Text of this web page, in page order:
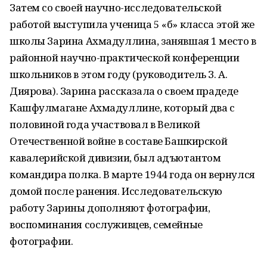
Затем со своей научно-исследовательской
работой выступила ученица 5 «б» класса этой же
школы Зарина Ахмадуллина, занявшая 1 место в
районной научно-практической конференции
школьников в этом году (руководитель З. А.
Диярова). Зарина рассказала о своем прадеде
Кашфулмагане Ахмадуллине, который два с
половиной года участвовал в Великой
Отечественной войне в составе Башкирской
кавалерийской дивизии, был адъютантом
командира полка. В марте 1944 года он вернулся
домой после ранения. Исследовательскую
работу Зарины дополняют фотографии,
воспоминания сослуживцев, семейные
фотографии.